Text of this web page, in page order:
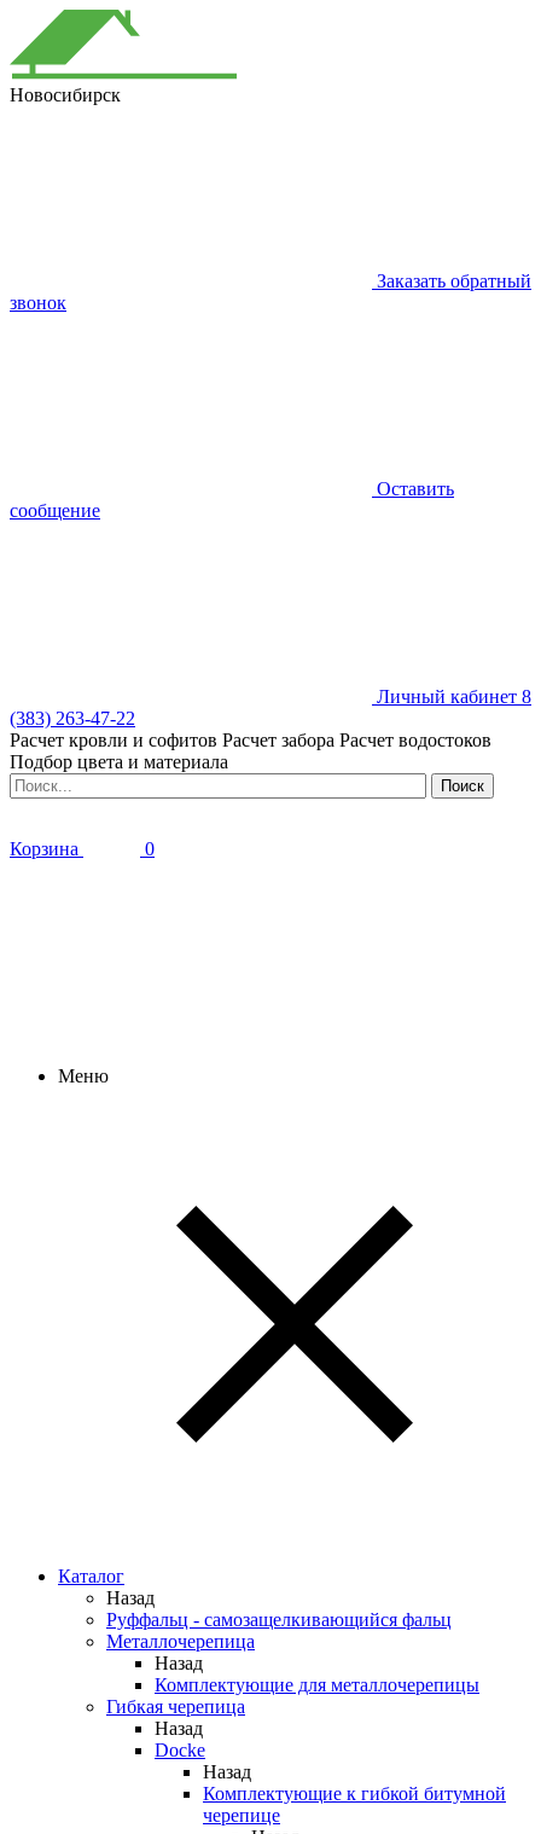
Новосибирск
Заказать обратный
звонок
Оставить
сообщение
Личный кабинет 8
(383) 263-47-22
Расчет кровли и софитов Расчет забора Расчет водостоков
Подбор цвета и материала
Корзина 0
Меню
Каталог
Назад
Руффальц - самозащелкивающийся фальц
Металлочерепица
Назад
Комплектующие для металлочерепицы
Гибкая черепица
Назад
Docke
Назад
Комплектующие к гибкой битумной
черепице